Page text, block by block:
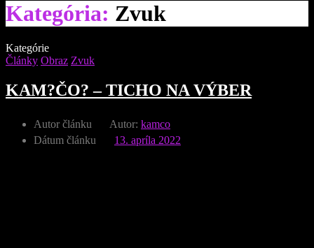
Kategória: Zvuk
Kategórie
Články Obraz Zvuk
KAM?ČO? – TICHO NA VÝBER
Autor článku Autor: kamco
Dátum článku
13. apríla 2022